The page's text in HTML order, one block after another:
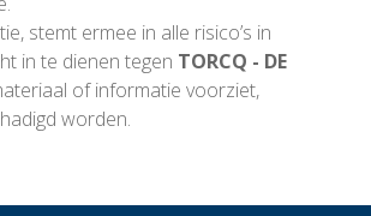
stemt ermee in alle risico’s in
in te dienen tegen TORCQ - DE
of informatie voorziet,
worden.